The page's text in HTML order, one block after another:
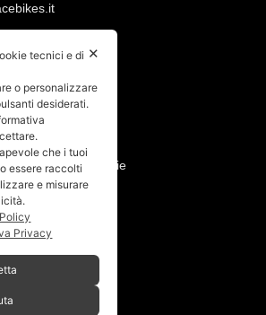
e prodotti
ordine e garanzie
✕
tecnici e di
o personalizzare
desiderati.
che i tuoi
essere raccolti
e misurare
Privacy